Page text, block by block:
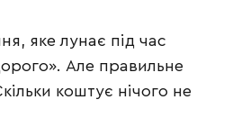
яке лунає під час
Але правильне
коштує нічого не